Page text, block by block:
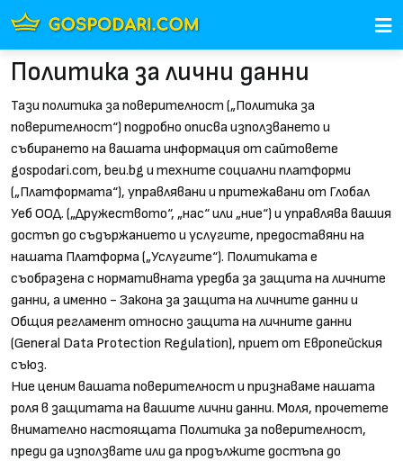
Политика за лични данни
Тази политика за поверителност („Политика за
поверителност“) подробно описва използването и
събирането на вашата информация от сайтовете
gospodari.com, beu.bg и техните социални платформи
(„Платформата“), управлявани и притежавани от Глобал
Уеб ООД. („Дружеството“, „нас“ или „ние“) и управлява вашия
достъп до съдържанието и услугите, предоставяни на
нашата Платформа („Услугите“). Политиката е
съобразена с нормативната уредба за защита на личните
данни, а именно - Закона за защита на личните данни и
Общия регламент относно защита на личните данни
(General Data Protection Regulation), приет от Европейския
съюз.
Ние ценим вашата поверителност и признаваме нашата
роля в защитата на вашите лични данни. Моля, прочетете
внимателно настоящата Политика за поверителност,
преди да използвате или да продължите достъпа до